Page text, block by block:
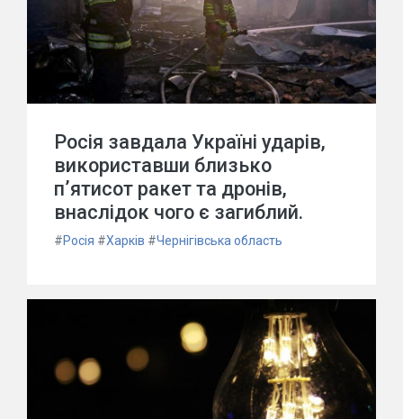
Росія завдала Україні ударів,
використавши близько
п’ятисот ракет та дронів,
внаслідок чого є загиблий.
#Росія #Харків #Чернігівська область